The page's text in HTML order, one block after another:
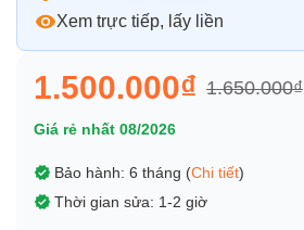
Xem trực tiếp, lấy liền
1.500.000₫ 1.650.000₫
Giá rẻ nhất 08/2026
Bảo hành: 6 tháng (Chi tiết)
Thời gian sửa: 1-2 giờ